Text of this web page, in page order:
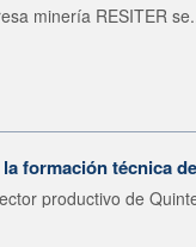
minería RESITER
formación técnica
productivo de